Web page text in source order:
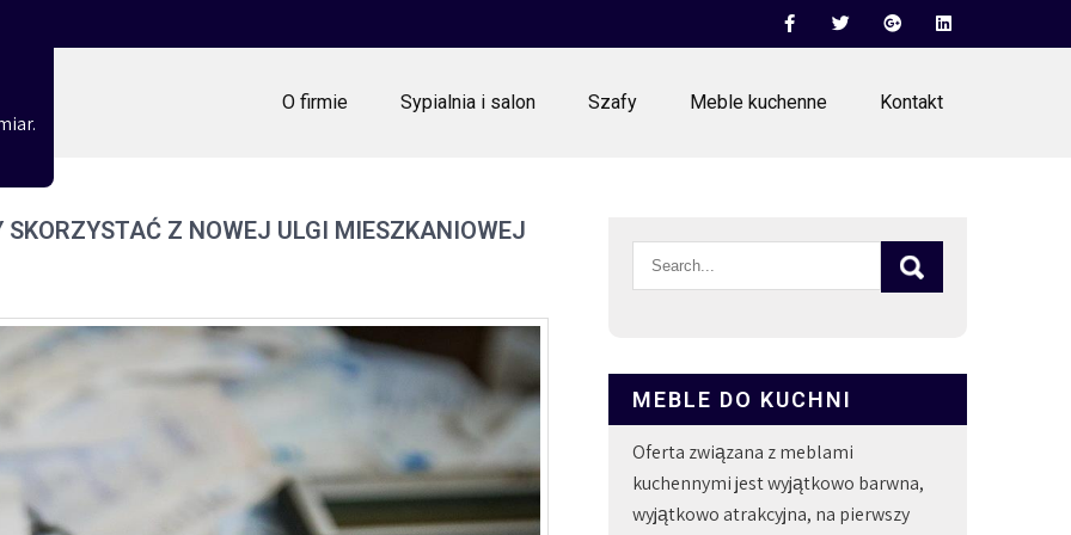
O firmie Sypialnia i salon Szafy Meble kuchenne Kontakt
Z NOWEJ ULGI MIESZKANIOWEJ
MEBLE DO KUCHNI
Oferta związana z meblami
kuchennymi jest wyjątkowo barwna,
wyjątkowo atrakcyjna, na pierwszy